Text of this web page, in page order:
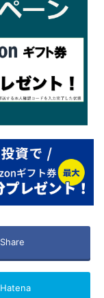
Share
Hatena